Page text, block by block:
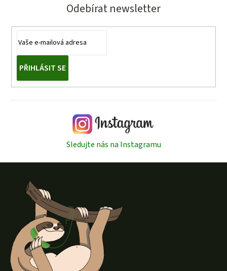
Odebírat newsletter
PŘIHLÁSIT SE
Sledujte nás na Instagramu